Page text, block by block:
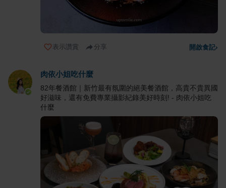
表示讚賞 分享 開啟食記›
肉依小姐吃什麼
82年餐酒館｜新竹最有氛圍的絕美餐酒館，高貴不貴異國
好滋味，還有免費專業攝影紀錄美好時刻! - 肉依小姐吃
什麼